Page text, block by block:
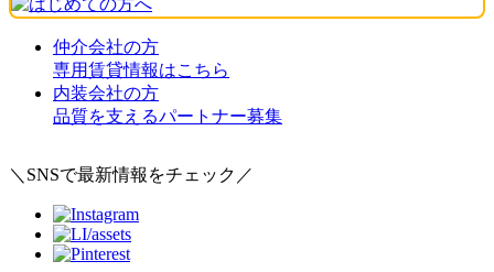
仲介会社の方
専用賃貸情報はこちら
内装会社の方
品質を支えるパートナー募集
＼SNSで最新情報をチェック／